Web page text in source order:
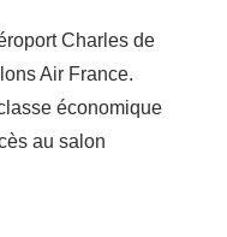
Charles de
Air France.
économique
au salon